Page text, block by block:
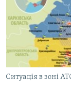
МУЛЬТИМЕДІА
ФОТО
СПЕЦПРОЄКТИ
ПОДКАСТИ
Ситуація в зоні